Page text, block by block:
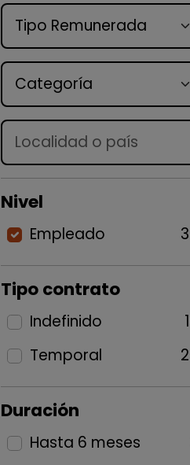
Tipo de oferta
Categoría
Lugar
Nivel
Empleado
Tipo contrato
Indefinido
Temporal
Duración
Hasta 6 meses